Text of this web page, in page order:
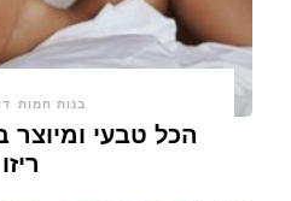
בנות חמות
הכל טבעי
ריזו